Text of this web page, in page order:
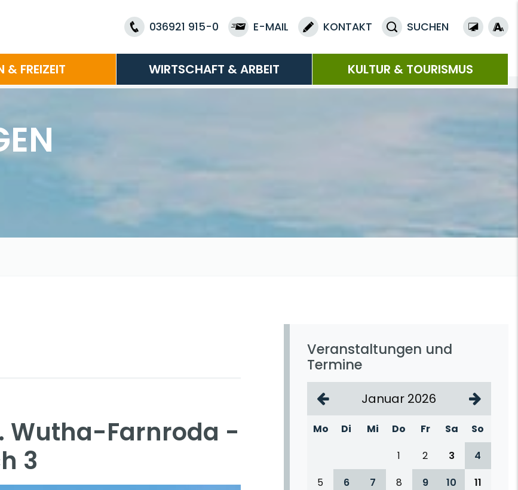
036921 915-0 E-MAIL KONTAKT SUCHEN
& FREIZEIT WIRTSCHAFT & ARBEIT KULTUR & TOURISMUS
Wutha-Farnroda -
3
Veranstaltungen und
Termine
Januar 2026
Mo Di Mi Do Fr Sa
So
1
2 3
4
5
6 7 8 9 10
11